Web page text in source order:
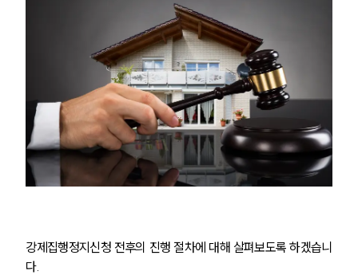
강제집행정지신청 전후의 진행 절차에 대해 살펴보도록 하겠습니
다.